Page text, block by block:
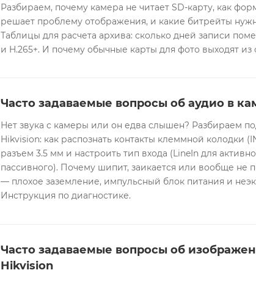
Разбираем, почему камера не читает SD-карту, как
решает проблему отображения, и какие битрейты
Таблицы для расчета архива: сколько дней записи
и H.265+. И почему обычные карты для фото выходят из
Часто задаваемые вопросы об аудио в
Нет звука с камеры или он едва слышен? Разбираем
Hikvision: как распознать контакты клеммной колодки
разъем 3.5 мм и настроить тип входа (LineIn для
пассивного). Почему шипит, заикается или вообще
— плохое заземление, импульсный блок питания и
Инструкция по диагностике.
Часто задаваемые вопросы об
Hikvision